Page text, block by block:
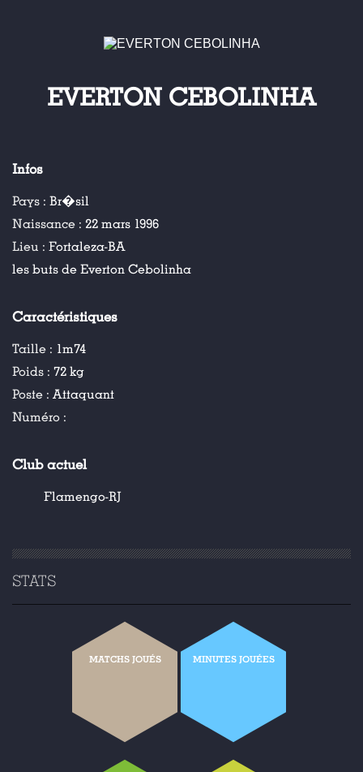
EVERTON CEBOLINHA
Infos
Pays : Br�sil
Naissance : 22 mars 1996
Lieu : Fortaleza-BA
les buts de Everton Cebolinha
Caractéristiques
Taille : 1m74
Poids : 72 kg
Poste : Attaquant
Numéro :
Club actuel
Flamengo-RJ
STATS
MATCHS JOUÉS MINUTES JOUÉES